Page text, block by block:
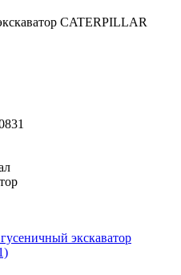
CATERPILLAR